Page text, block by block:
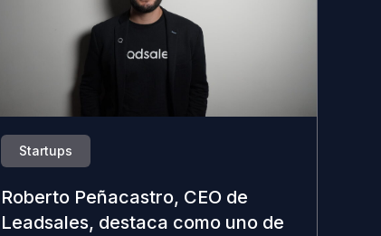
Startups
Roberto Peñacastro, CEO de
Leadsales, destaca como uno de